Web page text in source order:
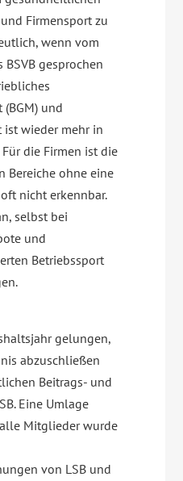
Firmensport zu
wenn vom
gesprochen
und
ist wieder mehr in
die Firmen ist die
Bereiche ohne eine
nicht erkennbar.
selbst bei
und
Betriebssport
gelungen,
abzuschließen
Beitrags- und
Eine Umlage
Mitglieder wurde
von LSB und